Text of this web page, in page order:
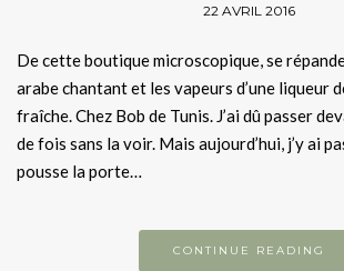
22 AVRIL 2016
De cette boutique microscopique, se
arabe chantant et les vapeurs d’une liqueur
fraîche. Chez Bob de Tunis. J’ai dû passer
de fois sans la voir. Mais aujourd’hui, j’y ai
pousse la porte…
CONTINUE READING